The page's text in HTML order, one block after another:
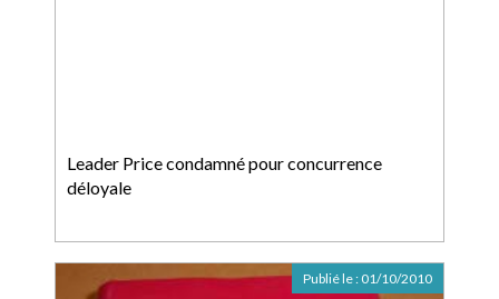
Leader Price condamné pour concurrence
déloyale
Publié le : 01/10/2010